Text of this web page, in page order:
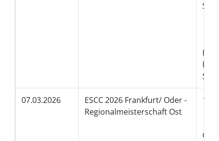
07.03.2026
ESCC 2026 Frankfurt/ Oder -
Regionalmeisterschaft Ost
1.